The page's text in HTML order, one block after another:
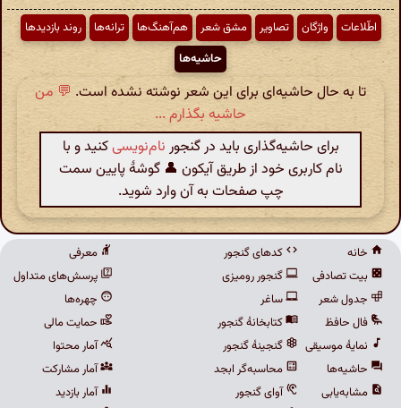
اطّلاعات واژگان تصاویر مشق شعر هم‌آهنگ‌ها ترانه‌ها
روند بازدیدها
حاشیه‌ها
تا به حال حاشیه‌ای برای این شعر نوشته نشده است. 💬 من
حاشیه بگذارم ...
برای حاشیه‌گذاری باید در گنجور نام‌نویسیکنید و با
نام کاربری خود از طریق آیکون 👤 گوشهٔ پایین سمت
چپ صفحات به آن وارد شوید.
خانه
بیت تصادفی
جدول شعر
فال حافظ
نمایهٔ موسیقی
حاشیه‌ها
مشابه‌یابی
کدهای گنجور
گنجور رومیزی
ساغر
کتابخانهٔ گنجور
گنجینهٔ گنجور
محاسبه‌گر ابجد
آوای گنجور
معرفی
پرسش‌های متداول
چهره‌ها
حمایت مالی
آمار محتوا
آمار مشارکت
آمار بازدید